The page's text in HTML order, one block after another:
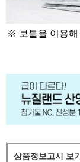
※ 보틀을 이용해
상품정보고시 보